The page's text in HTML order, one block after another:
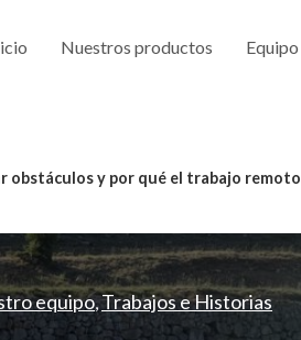
Nuestros productos Equipo
obstáculos y por qué el trabajo
equipo,Trabajos e Historias